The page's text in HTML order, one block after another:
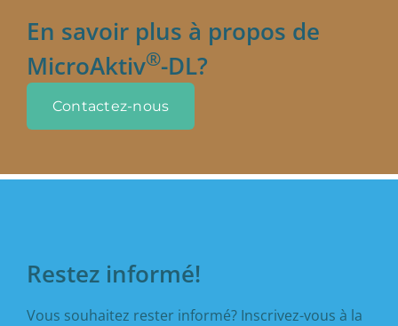
En savoir plus à propos de
MicroAktiv®-DL?
Contactez-nous
Restez informé!
Vous souhaitez rester informé? Inscrivez-vous à la